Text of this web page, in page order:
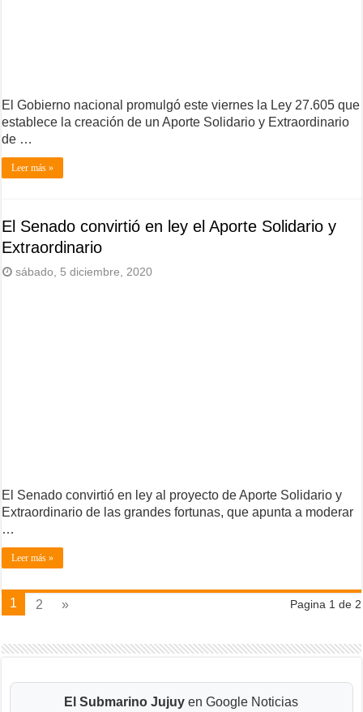
El Gobierno nacional promulgó este viernes la Ley 27.605 que
establece la creación de un Aporte Solidario y Extraordinario
de …
Leer más »
El Senado convirtió en ley el Aporte Solidario y
Extraordinario
sábado, 5 diciembre, 2020
El Senado convirtió en ley al proyecto de Aporte Solidario y
Extraordinario de las grandes fortunas, que apunta a moderar
…
Leer más »
Pagina 1 de 2
1 2 »
El Submarino Jujuy en Google Noticias